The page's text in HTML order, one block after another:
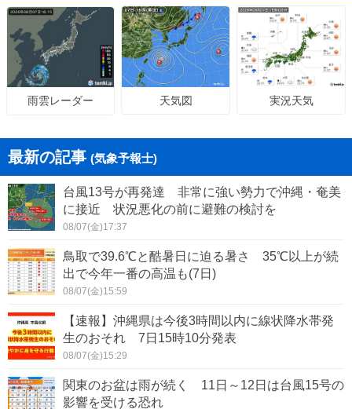
雨雲レーダー 天気図 実況天気
最新の記事 (気象予報士)
台風13号が再発達 非常に強い勢力で沖縄・奄美
に接近 状況悪化の前に避難の検討を
08/07(金)17:37
鳥取で39.6℃と酷暑日に迫る暑さ 35℃以上が続
出で今年一番の高温も(7日)
08/07(金)15:59
【速報】沖縄県は今後3時間以内に線状降水帯発
生のおそれ 7日15時10分発表
08/07(金)15:29
関東のお盆は雨が続く 11日～12日は台風15号の
影響を受ける恐れ